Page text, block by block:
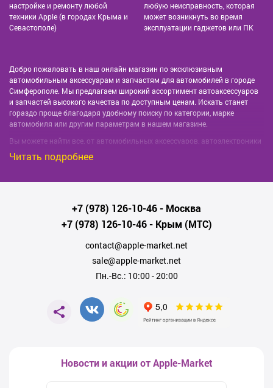
настройке и ремонту любой
техники Apple (в городах Крыма и
Севастополе)
любую неисправность, которая
может возникнуть во время
эксплуатации гаджетов или ПК
Добро пожаловать в наш онлайн магазин по эксклюзивным
автомобильным аксессуарам и запчастям для автомобилей в городе
Симферополе. Мы предлагаем широкий ассортимент автоаксессуаров
и запчастей высокого качества по доступным ценам. Искать станет
гораздо проще благодаря удобному поиску по категории, марке
автомобиля или другим параметрам в нашем магазине.
Вы можете найти все, от автомобильных аксессуаров, автоэлектроники
до деталей для ремонта и обслуживания. Все продукты, которые мы
продаём, надежны, долговечны и состоят из качественных материалов.
поэтому можем предложить вам товары по самым низким ценам без
Кроме того, наша команда профессионалов всегда готова помочь вам
советом и помощью при выборе товара. Используя наш сайт, вы
удовольствие от широкого выбора автозапчастей и аксессуаров в
Мы ценим каждого клиента и стремимся предоставить вам лучший
довольных клиентов: выбирайте нужные товары, оформляйте заказ и
пользуйтесь удобствами нашего сайта. Заказывайте автозапчасти в
Симферополе с доставкой на дом или в офис.
. Мы всегда рады помочь вам!
Читать подробнее
+7 (978) 126-10-46- Москва
+7 (978) 126-10-46- Крым (МТС)
contact@apple-market.net
sale@apple-market.net
Пн.-Вс.: 10:00 - 20:00
Новости и акции от Apple-Market